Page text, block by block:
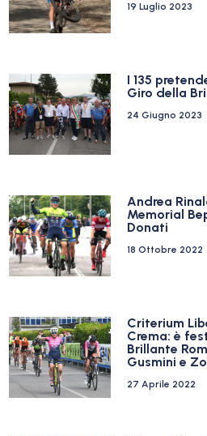
19 Luglio 2023
I 135
Giro della
24 Giugno 2023
Andrea
Memorial
Donati
18 Ottobre 2022
Criterium
Crema: è
Brillante
Gusmini e
27 Aprile 2022